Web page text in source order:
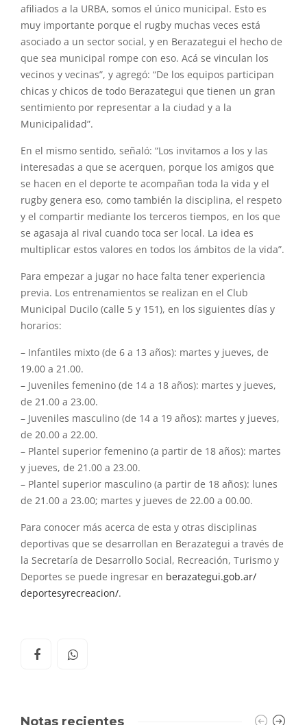
afiliados a la URBA, somos el único municipal. Esto es
muy importante porque el rugby muchas veces está
asociado a un sector social, y en Berazategui el hecho de
que sea municipal rompe con eso. Acá se vinculan los
vecinos y vecinas”, y agregó: “De los equipos participan
chicas y chicos de todo Berazategui que tienen un gran
sentimiento por representar a la ciudad y a la
Municipalidad”.
En el mismo sentido, señaló: “Los invitamos a los y las
interesadas a que se acerquen, porque los amigos que
se hacen en el deporte te acompañan toda la vida y el
rugby genera eso, como también la disciplina, el respeto
y el compartir mediante los terceros tiempos, en los que
se agasaja al rival cuando toca ser local. La idea es
multiplicar estos valores en todos los ámbitos de la vida”.
Para empezar a jugar no hace falta tener experiencia
previa. Los entrenamientos se realizan en el Club
Municipal Ducilo (calle 5 y 151), en los siguientes días y
horarios:
– Infantiles mixto (de 6 a 13 años): martes y jueves, de
19.00 a 21.00.
– Juveniles femenino (de 14 a 18 años): martes y jueves,
de 21.00 a 23.00.
– Juveniles masculino (de 14 a 19 años): martes y jueves,
de 20.00 a 22.00.
– Plantel superior femenino (a partir de 18 años): martes
y jueves, de 21.00 a 23.00.
– Plantel superior masculino (a partir de 18 años): lunes
de 21.00 a 23.00; martes y jueves de 22.00 a 00.00.
Para conocer más acerca de esta y otras disciplinas
deportivas que se desarrollan en Berazategui a través de
la Secretaría de Desarrollo Social, Recreación, Turismo y
Deportes se puede ingresar en berazategui.gob.ar/
deportesyrecreacion/.
Notas recientes